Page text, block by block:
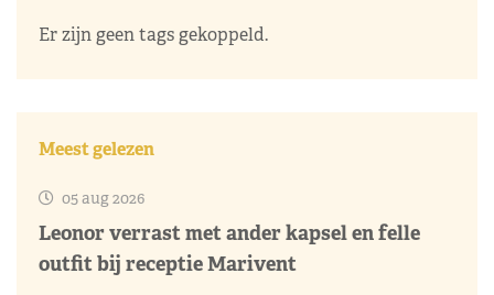
Er zijn geen tags gekoppeld.
Meest gelezen
05 aug 2026
Leonor verrast met ander kapsel en felle
outfit bij receptie Marivent